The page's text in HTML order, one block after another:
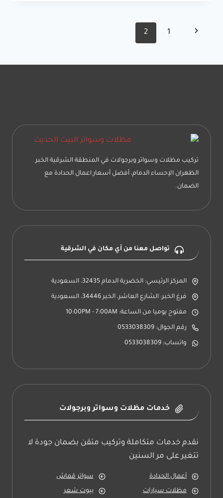
تركيب
سواتر
في
تنقل
الصفحة 1
2
تركيب مظلات وسواتر وبرجولات في المنطقة الشرقية الخبر
الظهران الإحساء الدمام، أفضل أسعار اعمال الحدادة مع
الضمان.
تواصل معنا من أي مكان في الشرقية
المركز الرئيسي: الخضرية الدمام 32435، السعودية
فرغ الخبر: الشارع العاشر، الخبر 34446، السعودية
مفتوح يوميا من الساعة: 10:00PM - 7:00AM
رقم الجوال: 0533038309
واتساب: 0533038309
خدمات مظلات وسواتر وبرجولات
نقدم خدمات متكاملة وتركيب متقن بضمان جودة لا
تتغير على مر السنين
أعمال الحدادة سواتر قماش
مظلات سيارات بيوت شعر